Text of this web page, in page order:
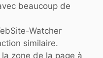
beaucoup de
Watcher
similaire.
zone de la page à